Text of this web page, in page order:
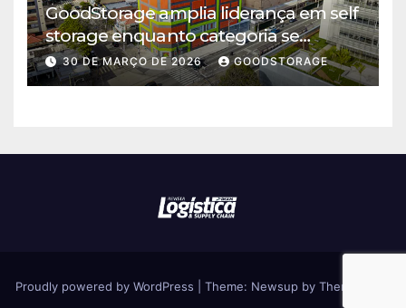
GoodStorage amplia liderança em self
storage enquanto categoria se
consolida em São Paulo
30 DE MARÇO DE 2026 GOODSTORAGE
Proudly powered by WordPress Theme: Newsup by Themeansar